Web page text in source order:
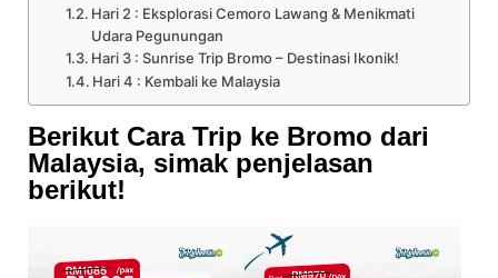
Hari 2 : Eksplorasi Cemoro Lawang & Menikmati
Udara Pegunungan
Hari 3 : Sunrise Trip Bromo – Destinasi Ikonik!
Hari 4 : Kembali ke Malaysia
Berikut Cara Trip ke Bromo dari
Malaysia, simak penjelasan
berikut!